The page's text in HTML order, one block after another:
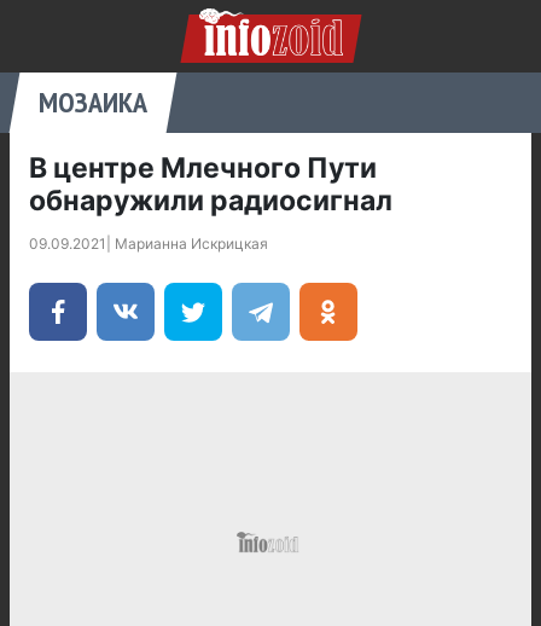
МОЗАИКА
В центре Млечного Пути
обнаружили радиосигнал
09.09.2021 Марианна Искрицкая